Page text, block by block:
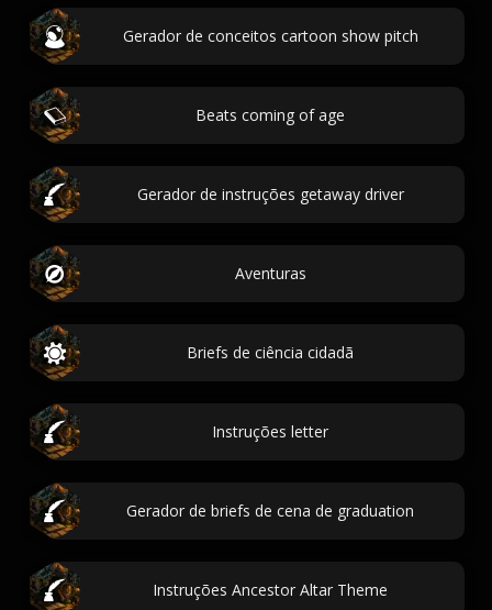
Gerador de conceitos cartoon show pitch
Beats coming of age
Gerador de instruções getaway driver
Aventuras
Briefs de ciência cidadã
Instruções letter
Gerador de briefs de cena de graduation
Instruções Ancestor Altar Theme